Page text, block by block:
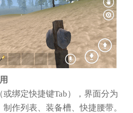
绑定快捷键Tab），界面分为
作列表、装备槽、快捷腰带。